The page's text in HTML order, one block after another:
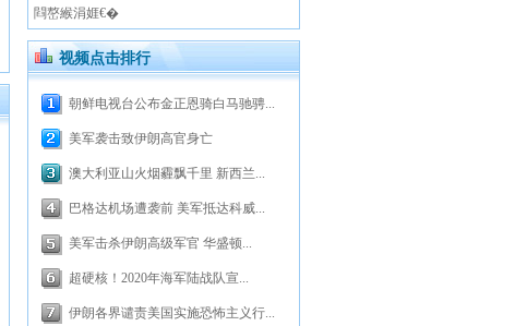
閰嶅緱涓娾€�
视频点击排行
朝鲜电视台公布金正恩骑白马驰骋...
美军袭击致伊朗高官身亡
澳大利亚山火烟霾飘千里 新西兰...
巴格达机场遭袭前 美军抵达科威...
美军击杀伊朗高级军官 华盛顿...
超硬核！2020年海军陆战队宣...
伊朗各界谴责美国实施恐怖主义行...